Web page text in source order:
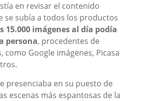
en revisar el contenido
se subía a todos los productos
15.000 imágenes al día podía
persona, procedentes de
como Google imágenes, Picasa
presenciaba en su puesto de
escenas más espantosas de la